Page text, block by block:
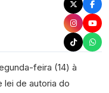
feira (14) à
lei de autoria do